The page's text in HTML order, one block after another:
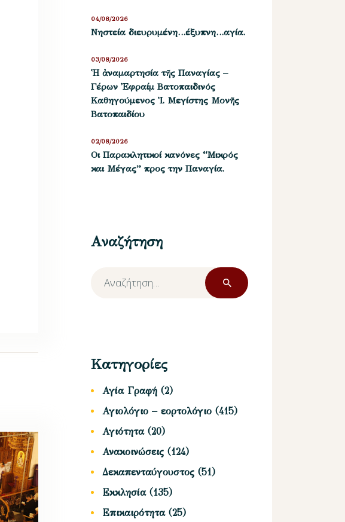
Νηστεία διευρυμένη…έξυπνη…αγία.
04/08/2026
Ἡ ἀναμαρτησία τῆς Παναγίας –
Γέρων Ἐφραίμ Βατοπαιδινός
Καθηγούμενος Ἱ. Μεγίστης Μονῆς
Βατοπαιδίου
03/08/2026
Οι Παρακλητικοί κανόνες “Μικρός
και Μέγας” προς την Παναγία.
02/08/2026
Αναζήτηση
Αναζήτηση
για:
Κατηγορίες
Αγία Γραφή (2)
Αγιολόγιο – εορτολόγιο (415)
Αγιότητα(20)
Ανακοινώσεις (124)
Δεκαπενταύγουστος (51)
Εκκλησία(135)
Επικαιρότητα(25)